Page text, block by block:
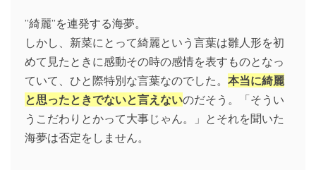
”綺麗”を連発する海夢。
しかし、新菜にとって綺麗という言葉は雛人形を初
めて見たときに感動その時の感情を表すものとなっ
ていて、ひと際特別な言葉なのでした。 本当に綺麗
と思ったときでないと言えないのだそう。「そうい
うこだわりとかって大事じゃん。」とそれを聞いた
海夢は否定をしません。